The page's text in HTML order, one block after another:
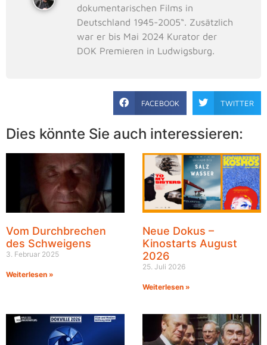
dokumentarischen Films in
Deutschland 1945-2005“. Zusätzlich
war er bis Mai 2024 Kurator der
DOK Premieren in Ludwigsburg.
FACEBOOK TWITTER
Dies könnte Sie auch interessieren:
Vom Durchbrechen
des Schweigens
3. Februar 2025
Weiterlesen »
Neue Dokus –
Kinostarts August
2026
25. Juli 2026
Weiterlesen »